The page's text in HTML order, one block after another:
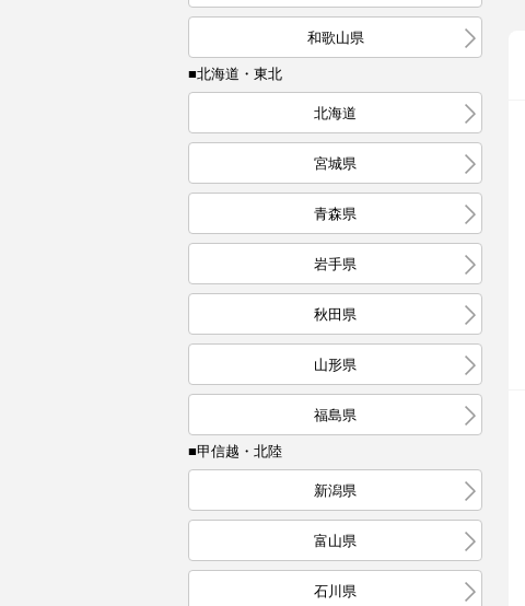
和歌山県
■北海道・東北
北海道
宮城県
青森県
岩手県
秋田県
山形県
福島県
■甲信越・北陸
新潟県
富山県
石川県